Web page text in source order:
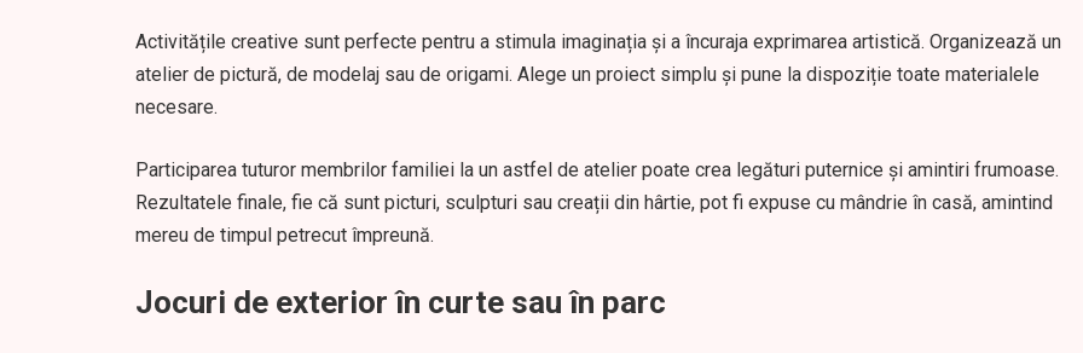
Activitățile creative sunt perfecte pentru a stimula imaginația și a încuraja exprimarea artistică. Organizează un
atelier de pictură, de modelaj sau de origami. Alege un proiect simplu și pune la dispoziție toate materialele
necesare.
Participarea tuturor membrilor familiei la un astfel de atelier poate crea legături puternice și amintiri frumoase.
Rezultatele finale, fie că sunt picturi, sculpturi sau creații din hârtie, pot fi expuse cu mândrie în casă, amintind
mereu de timpul petrecut împreună.
Jocuri de exterior în curte sau în parc